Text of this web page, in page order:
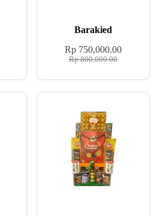
Barakied
Rp800,000.00
Rp 750,000.00